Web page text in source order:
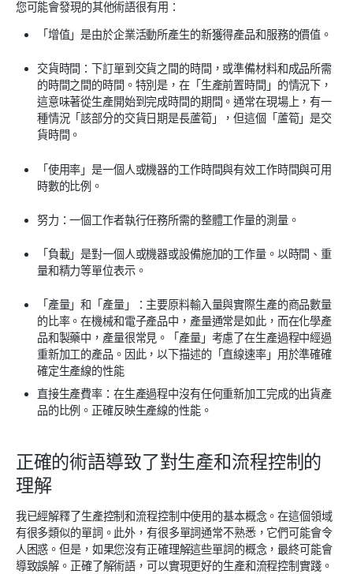
您可能會發現的其他術語很有用：
「增值」是由於企業活動所產生的新獲得產品和服務的價值。
交貨時間：下訂單到交貨之間的時間，或準備材料和成品所需
的時間之間的時間。特別是，在「生產前置時間」的情況下，
這意味著從生產開始到完成時間的期間。通常在現場上，有一
種情況「該部分的交貨日期是長蘆筍」，但這個「蘆筍」是交
貨時間。
「使用率」是一個人或機器的工作時間與有效工作時間與可用
時數的比例。
努力：一個工作者執行任務所需的整體工作量的測量。
「負載」是對一個人或機器或設備施加的工作量。以時間、重
量和精力等單位表示。
「產量」和「產量」：主要原料輸入量與實際生產的商品數量
的比率。在機械和電子產品中，產量通常是如此，而在化學產
品和製藥中，產量很常見。「產量」考慮了在生產過程中經過
重新加工的產品。因此，以下描述的「直線速率」用於準確確
確定生產線的性能
直接生產費率：在生產過程中沒有任何重新加工完成的出貨產
品的比例。正確反映生產線的性能。
正確的術語導致了對生產和流程控制的
理解
我已經解釋了生產控制和流程控制中使用的基本概念。在這個領域
有很多類似的單詞。此外，有很多單詞通常不熟悉，它們可能會令
人困惑。但是，如果您沒有正確理解這些單詞的概念，最終可能會
導致誤解。正確了解術語，可以實現更好的生產和流程控制實踐。